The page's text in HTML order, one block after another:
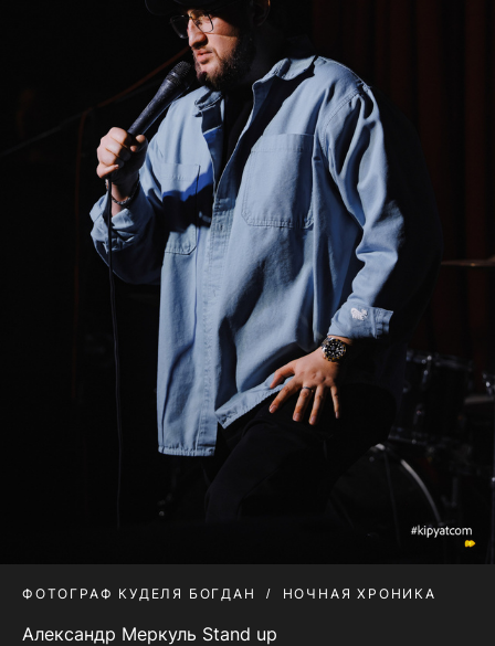
ФОТОГРАФ КУДЕЛЯ БОГДАН НОЧНАЯ ХРОНИКА
Александр Меркуль Stand up